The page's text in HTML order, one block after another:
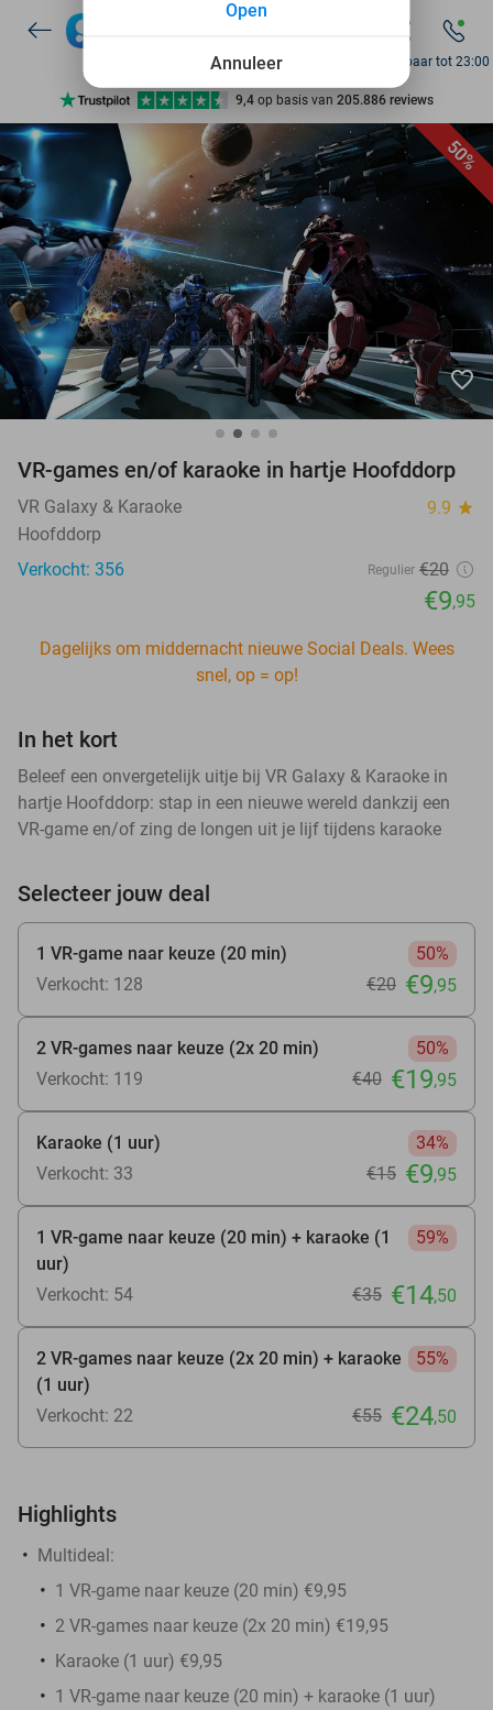
7 dagen per week beschikbaar
10+ miljoen leden
9,4 op basis van 205.886 reviews
Ontdek 15.000+ deals
7 dagen per week beschikbaar
10+ miljoen leden
Bereikbaar tot 23:00
50%
favorite_border
VR-games en/of karaoke in hartje Hoofddorp
VR Galaxy & Karaoke 9.9 star
Hoofddorp
Verkocht: 356
Regulier €20
€9,95
Dagelijks om middernacht nieuwe Social Deals. Wees
snel, op = op!
In het kort
Beleef een onvergetelijk uitje bij VR Galaxy & Karaoke in
hartje Hoofddorp: stap in een nieuwe wereld dankzij een
VR-game en/of zing de longen uit je lijf tijdens karaoke
Selecteer jouw deal
1 VR-game naar keuze (20 min)
50%
Verkocht: 128
€20 €9,95
2 VR-games naar keuze (2x 20 min)
50%
Verkocht: 119
€40 €19,95
Karaoke (1 uur)
34%
Verkocht: 33
€15 €9,95
1 VR-game naar keuze (20 min) + karaoke (1
uur)
59%
Verkocht: 54 €35 €14,50
2 VR-games naar keuze (2x 20 min) + karaoke
(1 uur)
55%
Verkocht: 22 €55 €24,50
Highlights
Multideal:
1 VR-game naar keuze (20 min) €9,95
2 VR-games naar keuze (2x 20 min) €19,95
Karaoke (1 uur) €9,95
1 VR-game naar keuze (20 min) + karaoke (1 uur)
Annuleer
Open